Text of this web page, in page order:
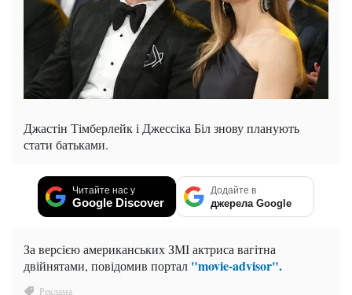
Джастін Тімберлейк і Джессіка Біл знову планують
стати батьками.
Читайте нас у
Google Discover
Додайте в
джерела Google
За версією американських ЗМІ актриса вагітна
двійнятами, повідомив портал "movie-advisor".